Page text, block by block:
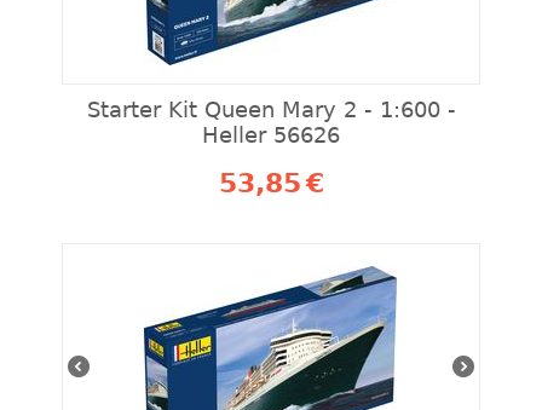
Starter Kit Queen Mary 2 - 1:600 -
Heller 56626
53,85€